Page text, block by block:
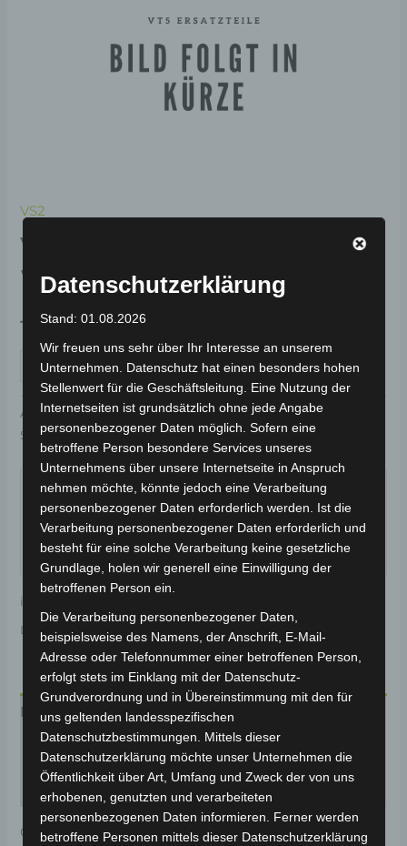
VS2
VS2 SCHWINGENKAPPE-
WEISS
19,00€ *
IN DEN WARENKORB
Artikelnummer: 3M301-6010A-03 Kategorie:VS2
Schlagwort:Karosserie & Verkleidung
Garantiert sicherer Checkout
inkl. 19 % MwSt.
Lieferzeit: Versandfertig innerhalb 24 Stunden*
Beschreibung
Produktsicherheit
Original-Ersatzteil für den Elektro-Scooter VS2.
Datenschutzerklärung
Stand: 01.08.2026
Wir freuen uns sehr über Ihr Interesse an unserem
Unternehmen. Datenschutz hat einen besonders hohen
Stellenwert für die Geschäftsleitung. Eine Nutzung der
Internetseiten ist grundsätzlich ohne jede Angabe
personenbezogener Daten möglich. Sofern eine
betroffene Person besondere Services unseres
Unternehmens über unsere Internetseite in Anspruch
nehmen möchte, könnte jedoch eine Verarbeitung
personenbezogener Daten erforderlich werden. Ist die
Verarbeitung personenbezogener Daten erforderlich und
besteht für eine solche Verarbeitung keine gesetzliche
Grundlage, holen wir generell eine Einwilligung der
betroffenen Person ein.
Die Verarbeitung personenbezogener Daten,
beispielsweise des Namens, der Anschrift, E-Mail-
Adresse oder Telefonnummer einer betroffenen Person,
erfolgt stets im Einklang mit der Datenschutz-
Grundverordnung und in Übereinstimmung mit den für
uns geltenden landesspezifischen
Datenschutzbestimmungen. Mittels dieser
Datenschutzerklärung möchte unser Unternehmen die
Öffentlichkeit über Art, Umfang und Zweck der von uns
erhobenen, genutzten und verarbeiteten
personenbezogenen Daten informieren. Ferner werden
betroffene Personen mittels dieser Datenschutzerklärung